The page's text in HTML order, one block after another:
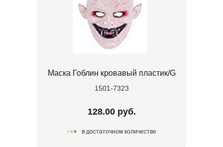
Маска Гоблин кровавый пластик/G
1501-7323
128.00 руб.
в достаточном количестве